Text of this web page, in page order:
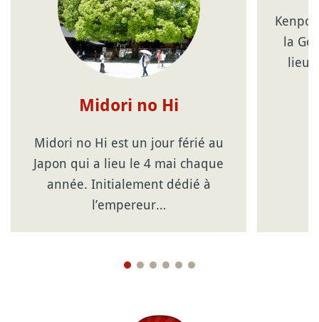
Midori no Hi
Midori no Hi est un jour férié au
Japon qui a lieu le 4 mai chaque
année. Initialement dédié à
l’empereur…
Kenpo
la
lieu